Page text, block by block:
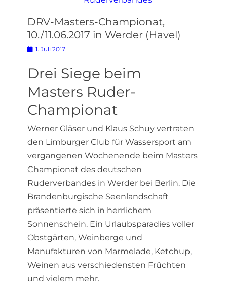
DRV-Masters-Championat,
10./11.06.2017 in Werder (Havel)
Posted
1. Juli 2017
Drei Siege beim
Masters Ruder-
Championat
Werner Gläser und Klaus Schuy vertraten
den Limburger Club für Wassersport am
vergangenen Wochenende beim Masters
Championat des deutschen
Ruderverbandes in Werder bei Berlin. Die
Brandenburgische Seenlandschaft
präsentierte sich in herrlichem
Sonnenschein. Ein Urlaubsparadies voller
Obstgärten, Weinberge und
Manufakturen von Marmelade, Ketchup,
Weinen aus verschiedensten Früchten
und vielem mehr.